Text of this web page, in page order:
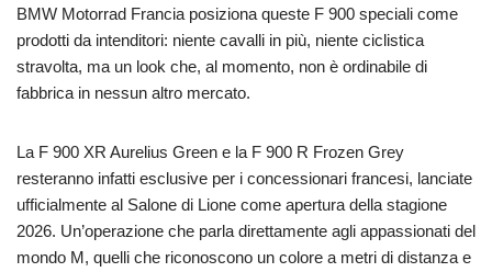
BMW Motorrad Francia posiziona queste F 900 speciali come
prodotti da intenditori: niente cavalli in più, niente ciclistica
stravolta, ma un look che, al momento, non è ordinabile di
fabbrica in nessun altro mercato.
La F 900 XR Aurelius Green e la F 900 R Frozen Grey
resteranno infatti esclusive per i concessionari francesi, lanciate
ufficialmente al Salone di Lione come apertura della stagione
2026. Un’operazione che parla direttamente agli appassionati del
mondo M, quelli che riconoscono un colore a metri di distanza e